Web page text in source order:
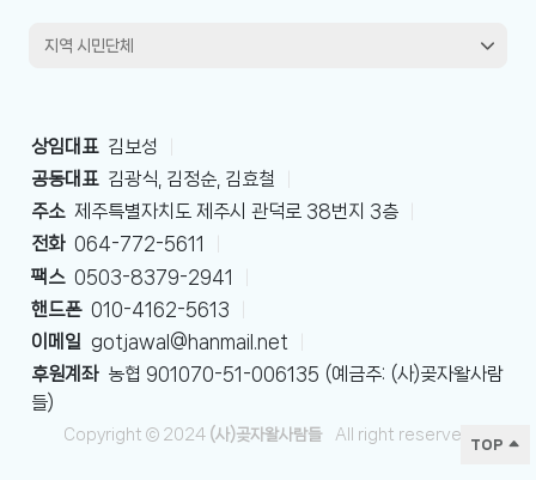
TOP
상임대표 김보성
공동대표 김광식, 김정순, 김효철
주소 제주특별자치도 제주시 관덕로 38번지 3층
전화 064-772-5611
팩스 0503-8379-2941
핸드폰 010-4162-5613
이메일 gotjawal@hanmail.net
후원계좌 농협 901070-51-006135 (예금주: (사)곶자왈사람
들)
Copyright © 2024 (사)곶자왈사람들 All right reserved